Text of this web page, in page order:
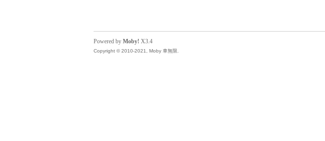
Powered by Moby! X3.4
Copyright © 2010-2021, Moby 車無限.